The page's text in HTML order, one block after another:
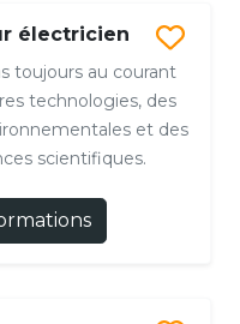
électricien
toujours au courant
technologies, des
et des
scientifiques.